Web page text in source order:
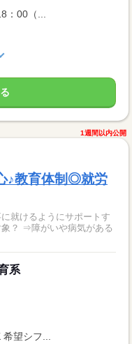
：00（...
1週間以内公開
♪教育体制◎就労
就けるようにサポートす
？ ⇒障がいや病気がある
系
望シフ...